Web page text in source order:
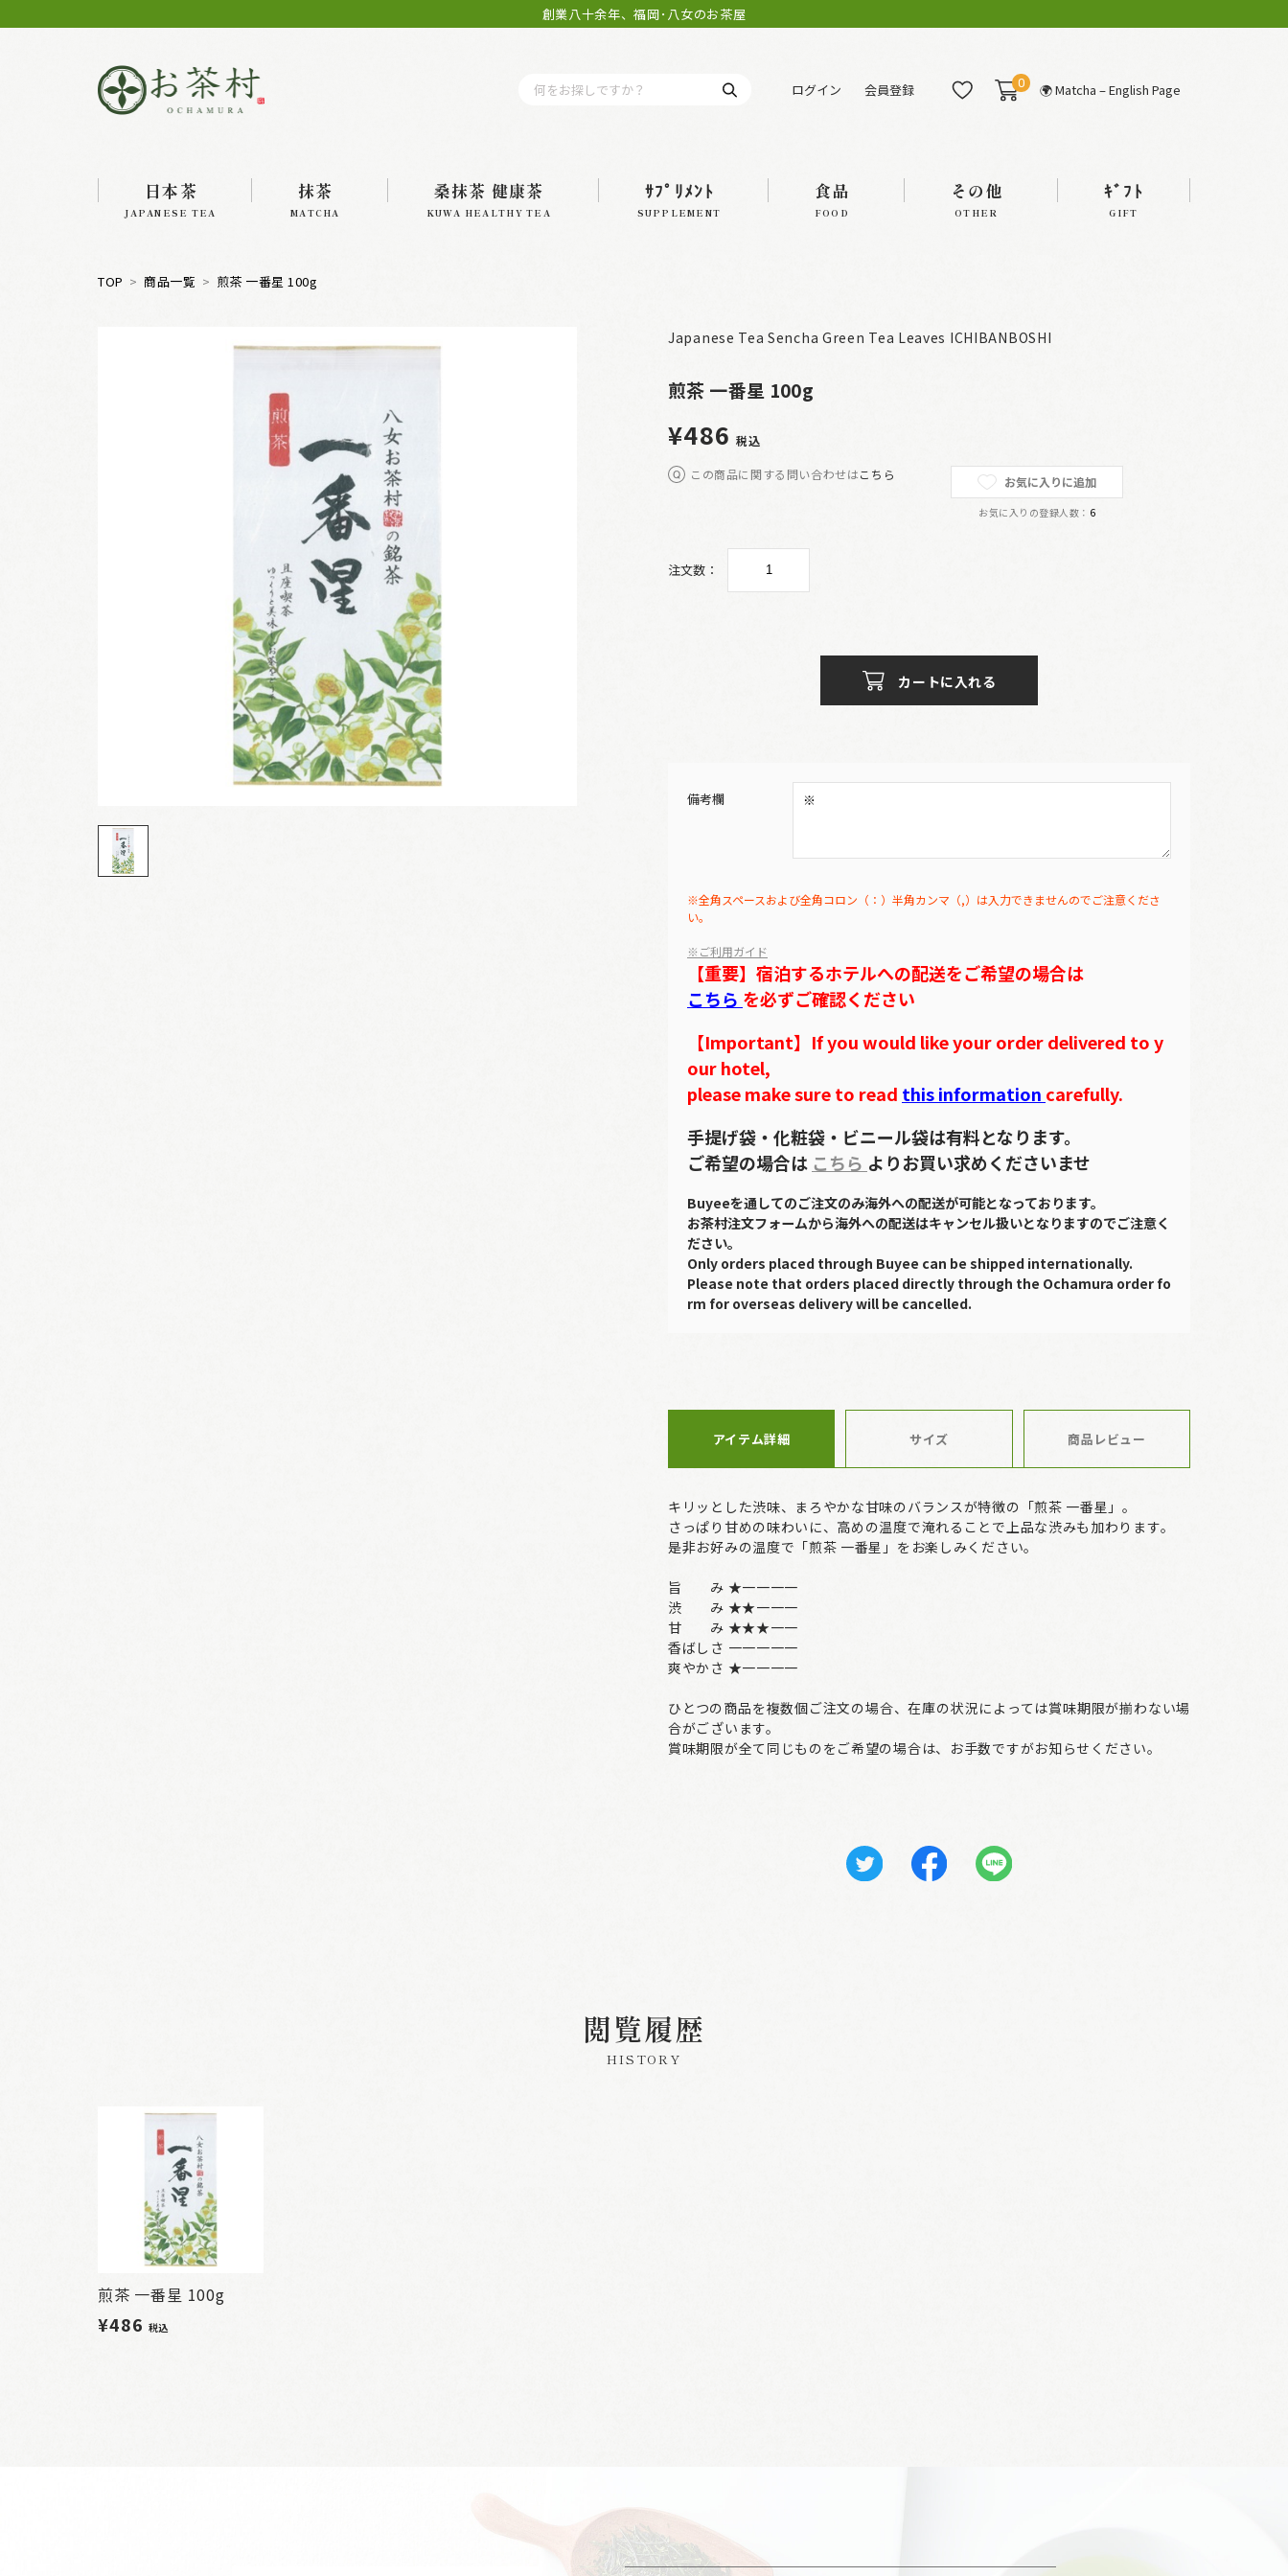
創業八十余年、福岡･八女のお茶屋
ログイン 会員登録 0 🌍 Matcha – English Page
日本茶
JAPANESE TEA
抹茶
MATCHA
桑抹茶 健康茶
KUWA HEALTHY TEA
ｻﾌﾟﾘﾒﾝﾄ
SUPPLEMENT
食品
FOOD
その他
OTHER
ｷﾞﾌﾄ
GIFT
TOP 商品一覧 煎茶 一番星 100g
Japanese Tea Sencha Green Tea Leaves ICHIBANBOSHI
煎茶 一番星 100g
¥486 税込
この商品に関する問い合わせはこちら お気に入りに追加
お気に入りの登録人数： 6
注文数：
カートに入れる
備考欄
※全角スペースおよび全角コロン（：）半角カンマ（,）は入力できませんのでご注意くださ
い。
※ご利用ガイド
【重要】宿泊するホテルへの配送をご希望の場合は
こちら を必ずご確認ください
【Important】If you would like your order delivered to y
our hotel,
please make sure to read this information carefully.
手提げ袋・化粧袋・ビニール袋は有料となります。
ご希望の場合は こちら よりお買い求めくださいませ
Buyeeを通してのご注文のみ海外への配送が可能となっております。
お茶村注文フォームから海外への配送はキャンセル扱いとなりますのでご注意く
ださい。
Only orders placed through Buyee can be shipped internationally.
Please note that orders placed directly through the Ochamura order fo
rm for overseas delivery will be cancelled.
アイテム詳細 サイズ 商品レビュー
キリッとした渋味、まろやかな甘味のバランスが特徴の「煎茶 一番星」。
さっぱり甘めの味わいに、高めの温度で淹れることで上品な渋みも加わります。
是非お好みの温度で「煎茶 一番星」をお楽しみください。
旨 み ★一一一一
渋 み ★★一一一
甘 み ★★★一一
香ばしさ 一一一一一
爽やかさ ★一一一一
ひとつの商品を複数個ご注文の場合、在庫の状況によっては賞味期限が揃わない場
合がございます。
賞味期限が全て同じものをご希望の場合は、お手数ですがお知らせください。
閲覧履歴
HISTORY
煎茶 一番星 100g
¥486 税込